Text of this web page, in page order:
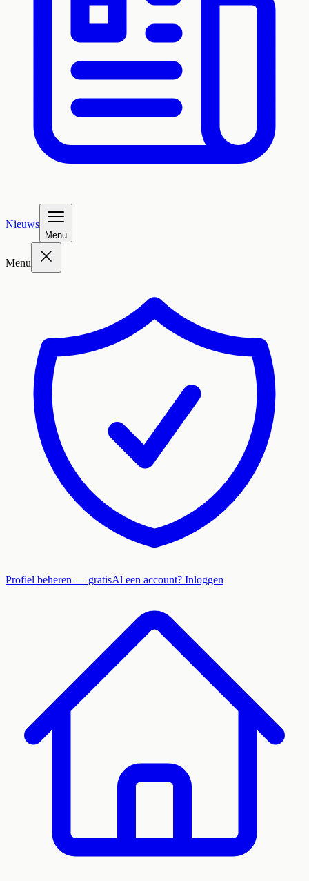
Nieuws
Menu
Menu
Profiel beheren — gratisAl een account? Inloggen